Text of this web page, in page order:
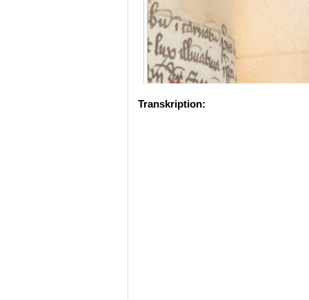
Transkription: